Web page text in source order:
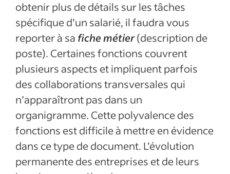
obtenir plus de détails sur les tâches
spécifique d’un salarié, il faudra vous
reporter à sa fiche métier(description de
poste). Certaines fonctions couvrent
plusieurs aspects et impliquent parfois
des collaborations transversales qui
n’apparaîtront pas dans un
organigramme. Cette polyvalence des
fonctions est difficile à mettre en évidence
dans ce type de document. L’évolution
permanente des entreprises et de leurs